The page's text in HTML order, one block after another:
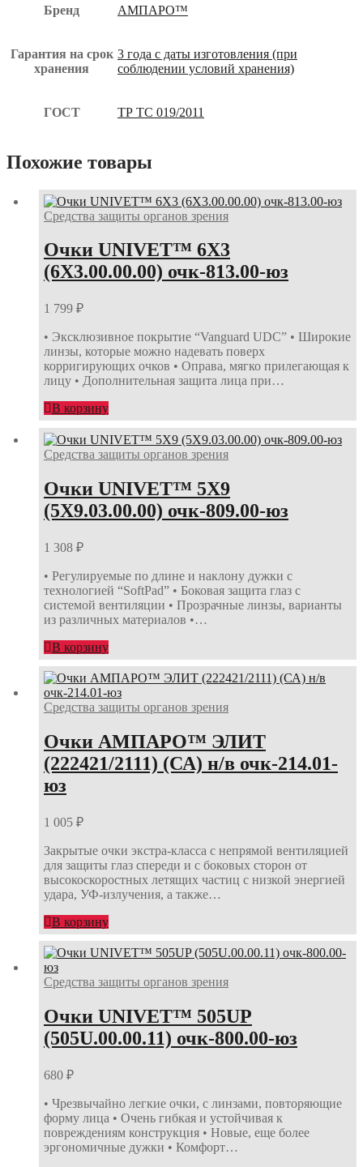
Бренд АМПАРО™
Гарантия на срок
хранения
3 года с даты изготовления (при
соблюдении условий хранения)
ГОСТ ТР ТС 019/2011
Похожие товары
Средства защиты органов зрения
Очки UNIVET™ 6Х3
(6Х3.00.00.00) очк-813.00-юз
1 799 ₽
• Эксклюзивное покрытие “Vanguard UDC” • Широкие
линзы, которые можно надевать поверх
корригирующих очков • Оправа, мягко прилегающая к
лицу • Дополнительная защита лица при…
В корзину
Средства защиты органов зрения
Очки UNIVET™ 5Х9
(5Х9.03.00.00) очк-809.00-юз
1 308 ₽
• Регулируемые по длине и наклону дужки с
технологией “SoftPad” • Боковая защита глаз с
системой вентиляции • Прозрачные линзы, варианты
из различных материалов •…
В корзину
Средства защиты органов зрения
Очки АМПАРО™ ЭЛИТ
(222421/2111) (СА) н/в очк-214.01-
юз
1 005 ₽
Закрытые очки экстра-класса с непрямой вентиляцией
для защиты глаз спереди и с боковых сторон от
высокоскоростных летящих частиц с низкой энергией
удара, УФ-излучения, а также…
В корзину
Средства защиты органов зрения
Очки UNIVET™ 505UP
(505U.00.00.11) очк-800.00-юз
680 ₽
• Чрезвычайно легкие очки, с линзами, повторяющие
форму лица • Очень гибкая и устойчивая к
повреждениям конструкция • Новые, еще более
эргономичные дужки • Комфорт…